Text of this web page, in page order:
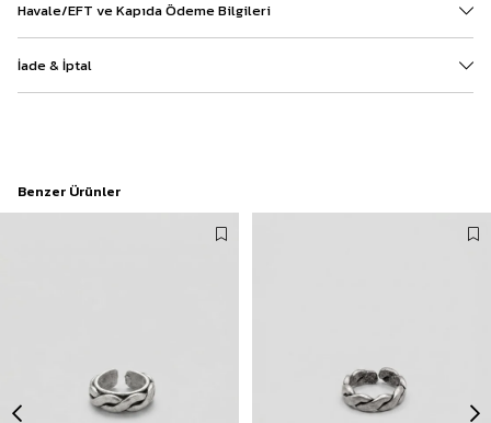
Havale/EFT ve Kapıda Ödeme Bilgileri
İade & İptal
Benzer Ürünler